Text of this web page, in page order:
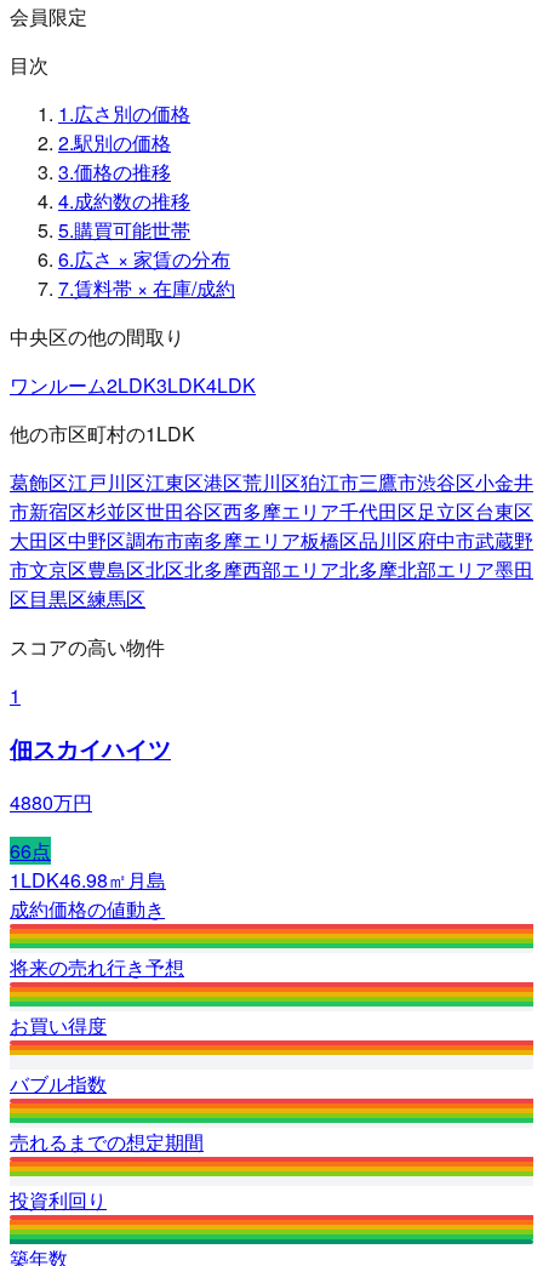
会員限定
目次
1.広さ別の価格
2.駅別の価格
3.価格の推移
4.成約数の推移
5.購買可能世帯
6.広さ × 家賃の分布
7.賃料帯 × 在庫/成約
中央区の他の間取り
ワンルーム2LDK3LDK4LDK
他の市区町村の1LDK
葛飾区江戸川区江東区港区荒川区狛江市三鷹市渋谷区小金井
市新宿区杉並区世田谷区西多摩エリア千代田区足立区台東区
大田区中野区調布市南多摩エリア板橋区品川区府中市武蔵野
市文京区豊島区北区北多摩西部エリア北多摩北部エリア墨田
区目黒区練馬区
スコアの高い物件
1
佃スカイハイツ
4880万円
66点
1LDK46.98㎡月島
成約価格の値動き
将来の売れ行き予想
お買い得度
バブル指数
売れるまでの想定期間
投資利回り
築年数